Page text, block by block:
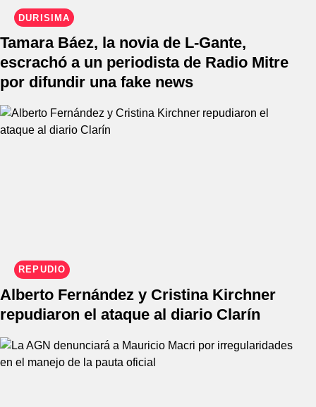
DURÍSIMA
Tamara Báez, la novia de L-Gante,
escrachó a un periodista de Radio Mitre
por difundir una fake news
REPUDIO
Alberto Fernández y Cristina Kirchner
repudiaron el ataque al diario Clarín